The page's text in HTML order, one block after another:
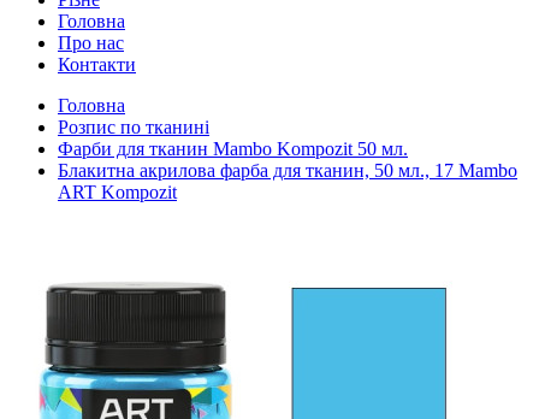
Головна
Про нас
Контакти
Головна
Розпис по тканині
Фарби для тканин Mambo Kompozit 50 мл.
Блакитна акрилова фарба для тканин, 50 мл., 17 Mambo
ART Kompozit